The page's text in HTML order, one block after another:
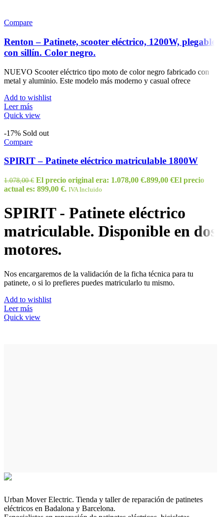
Compare
Renton – Patinete, scooter eléctrico, 1200W, plegable
con sillín. Color negro.
NUEVO Scooter eléctrico tipo moto de color negro fabricado con
metal y aluminio. Este modelo más moderno y casual ofrece
Add to wishlist
Leer más
Quick view
-17% Sold out
Compare
SPIRIT – Patinete eléctrico matriculable 1800W
1.078,00€ El precio original era: 1.078,00 €.899,00 €El precio
actual es: 899,00 €. IVA Incluido
SPIRIT - Patinete eléctrico
matriculable. Disponible en dos
motores.
Nos encargaremos de la validación de la ficha técnica para tu
patinete, o si lo prefieres puedes matricularlo tu mismo.
Add to wishlist
Leer más
Quick view
Urban Mover Electric. Tienda y taller de reparación de patinetes
eléctricos en Badalona y Barcelona.